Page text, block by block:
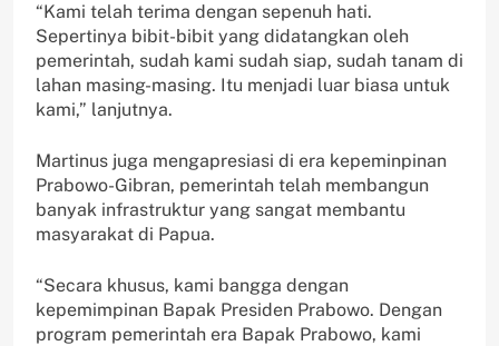
“Kami telah terima dengan sepenuh hati.
Sepertinya bibit-bibit yang didatangkan oleh
pemerintah, sudah kami sudah siap, sudah tanam di
lahan masing-masing. Itu menjadi luar biasa untuk
kami,” lanjutnya.
Martinus juga mengapresiasi di era kepeminpinan
Prabowo-Gibran, pemerintah telah membangun
banyak infrastruktur yang sangat membantu
masyarakat di Papua.
“Secara khusus, kami bangga dengan
kepemimpinan Bapak Presiden Prabowo. Dengan
program pemerintah era Bapak Prabowo, kami